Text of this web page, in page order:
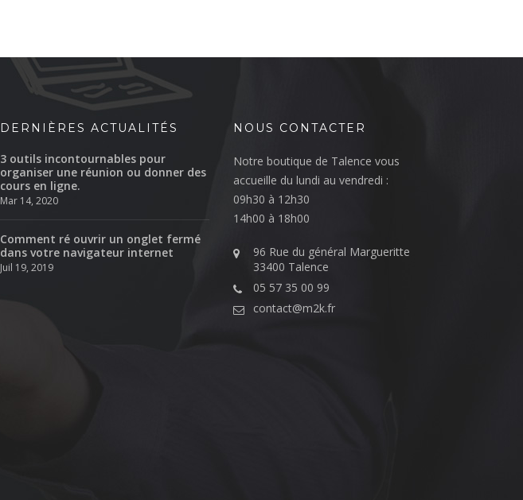
DERNIÈRES ACTUALITÉS
3 outils incontournables pour
organiser une réunion ou donner des
cours en ligne.
Mar 14, 2020
Comment ré ouvrir un onglet fermé
dans votre navigateur internet
Juil 19, 2019
NOUS CONTACTER
Notre boutique de Talence vous
accueille du lundi au vendredi :
09h30 à 12h30
14h00 à 18h00
96 Rue du général Margueritte
33400 Talence
05 57 35 00 99
contact@m2k.fr